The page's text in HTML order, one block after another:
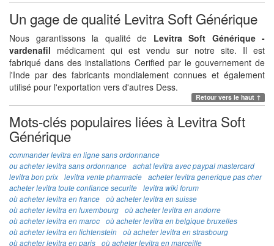
Un gage de qualité Levitra Soft Générique
Nous garantissons la qualité de Levitra Soft Générique -
vardenafil médicament qui est vendu sur notre site. Il est
fabriqué dans des installations Cerified par le gouvernement de
l'Inde par des fabricants mondialement connues et également
utilisé pour l'exportation vers d'autres Dess.
Retour vers le haut ↑
Mots-clés populaires liées à Levitra Soft
Générique
commander levitra en ligne sans ordonnance
ou acheter levitra sans ordonnance
achat levitra avec paypal mastercard
levitra bon prix
levitra vente pharmacie
acheter levitra generique pas cher
acheter levitra toute confiance securite
levitra wiki forum
où acheter levitra en france
où acheter levitra en suisse
où acheter levitra en luxembourg
où acheter levitra en andorre
où acheter levitra en maroc
où acheter levitra en belgique bruxelles
où acheter levitra en lichtenstein
où acheter levitra en strasbourg
où acheter levitra en paris
où acheter levitra en marceille